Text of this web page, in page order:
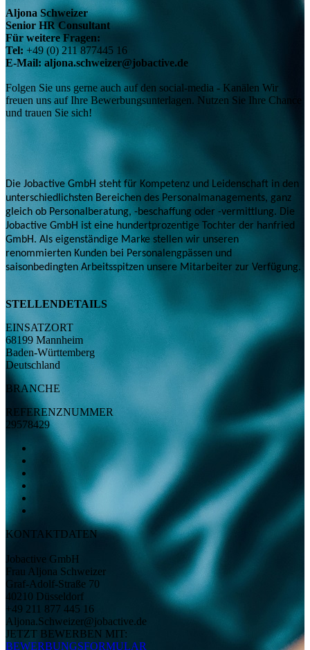
Aljona Schweizer
Senior HR Consultant
Für weitere Fragen:
Tel: +49 (0) 211 877445 16
E-Mail: aljona.schweizer@jobactive.de
Folgen Sie uns gerne auch auf den social-media - Kanälen Wir
freuen uns auf Ihre Bewerbungsunterlagen. Nutzen Sie Ihre Chance
und trauen Sie sich!
Die Jobactive GmbH steht für Kompetenz und Leidenschaft in den
unterschiedlichsten Bereichen des Personalmanagements, ganz
gleich ob Personalberatung, -beschaffung oder -vermittlung. Die
Jobactive GmbH ist eine hundertprozentige Tochter der hanfried
GmbH. Als eigenständige Marke stellen wir unseren
renommierten Kunden bei Personalengpässen und
saisonbedingten Arbeitsspitzen unsere Mitarbeiter zur Verfügung.
STELLENDETAILS
EINSATZORT
68199 Mannheim
Baden-Württemberg
Deutschland
BRANCHE
REFERENZNUMMER
29578429
KONTAKTDATEN
Jobactive GmbH
Frau Aljona Schweizer
Graf-Adolf-Straße 70
40210 Düsseldorf
+49 211 877 445 16
Aljona.Schweizer@jobactive.de
JETZT BEWERBEN MIT:
BEWERBUNGSFORMULAR